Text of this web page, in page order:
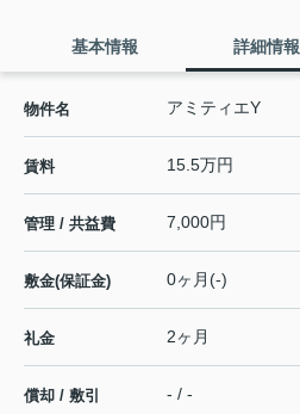
基本情報 詳細情報
物件名 アミティエY
賃料 15.5万円
管理 / 共益費 7,000円
敷金(保証金) 0ヶ月(-)
礼金 2ヶ月
償却 / 敷引 - / -